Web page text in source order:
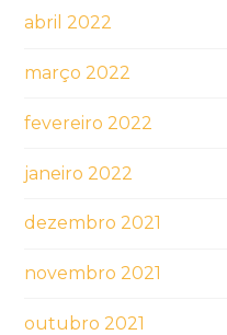
abril 2022
março 2022
fevereiro 2022
janeiro 2022
dezembro 2021
novembro 2021
outubro 2021